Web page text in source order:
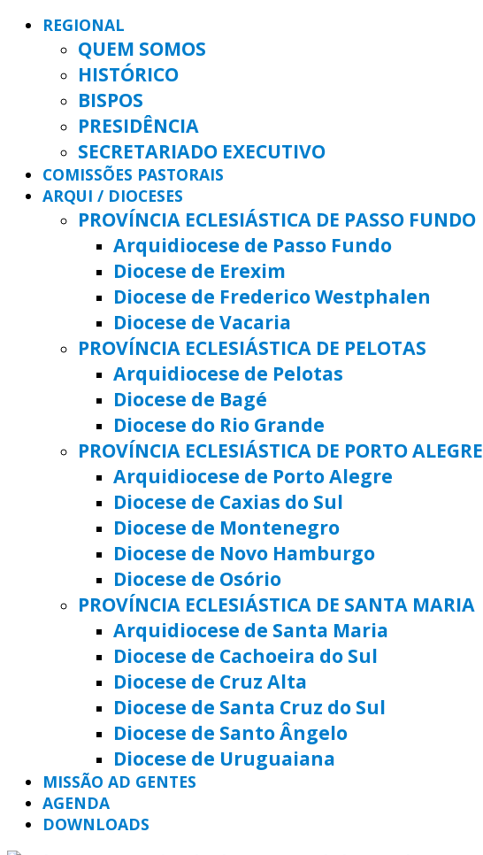
REGIONAL
QUEM SOMOS
HISTÓRICO
BISPOS
PRESIDÊNCIA
SECRETARIADO EXECUTIVO
COMISSÕES PASTORAIS
ARQUI / DIOCESES
PROVÍNCIA ECLESIÁSTICA DE PASSO FUNDO
Arquidiocese de Passo Fundo
Diocese de Erexim
Diocese de Frederico Westphalen
Diocese de Vacaria
PROVÍNCIA ECLESIÁSTICA DE PELOTAS
Arquidiocese de Pelotas
Diocese de Bagé
Diocese do Rio Grande
PROVÍNCIA ECLESIÁSTICA DE PORTO ALEGRE
Arquidiocese de Porto Alegre
Diocese de Caxias do Sul
Diocese de Montenegro
Diocese de Novo Hamburgo
Diocese de Osório
PROVÍNCIA ECLESIÁSTICA DE SANTA MARIA
Arquidiocese de Santa Maria
Diocese de Cachoeira do Sul
Diocese de Cruz Alta
Diocese de Santa Cruz do Sul
Diocese de Santo Ângelo
Diocese de Uruguaiana
MISSÃO AD GENTES
AGENDA
DOWNLOADS